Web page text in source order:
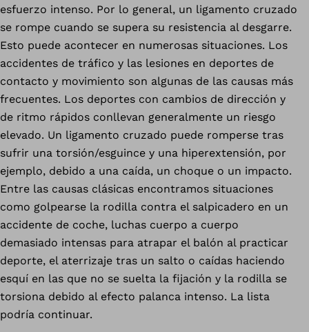
esfuerzo intenso. Por lo general, un ligamento cruzado
se rompe cuando se supera su resistencia al desgarre.
Esto puede acontecer en numerosas situaciones. Los
accidentes de tráfico y las lesiones en deportes de
contacto y movimiento son algunas de las causas más
frecuentes. Los deportes con cambios de dirección y
de ritmo rápidos conllevan generalmente un riesgo
elevado. Un ligamento cruzado puede romperse tras
sufrir una torsión/esguince y una hiperextensión, por
ejemplo, debido a una caída, un choque o un impacto.
Entre las causas clásicas encontramos situaciones
como golpearse la rodilla contra el salpicadero en un
accidente de coche, luchas cuerpo a cuerpo
demasiado intensas para atrapar el balón al practicar
deporte, el aterrizaje tras un salto o caídas haciendo
esquí en las que no se suelta la fijación y la rodilla se
torsiona debido al efecto palanca intenso. La lista
podría continuar.